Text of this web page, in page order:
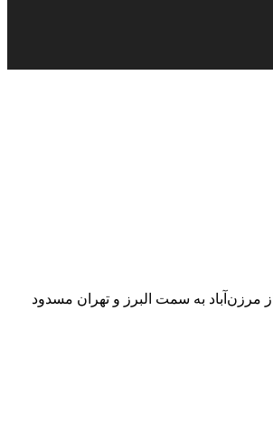
به گزارش همشهری آنلاین، سرهنگ پیمان کرمی شامگاه دوشنبه ۲۴ دی ماه گفت: به دلیل ترافیک سنگین، مسیر جنوب به شمال محور کرج-چالوس از ساعت ۱۹ از مرزن‌آباد به سمت البرز و تهران مسدود